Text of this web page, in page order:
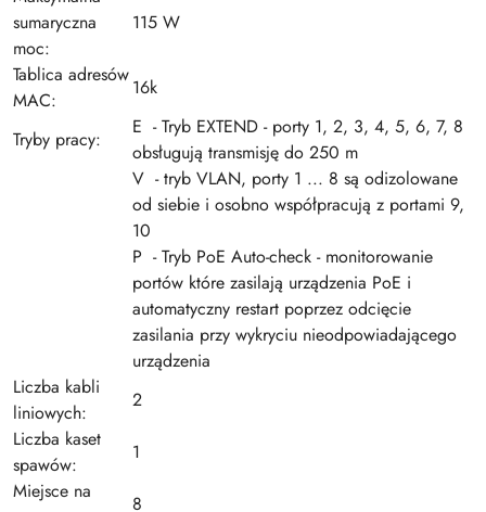
sumaryczna
moc:
115 W
Tablica adresów
MAC:
16k
Tryby pracy:
E - Tryb EXTEND - porty 1, 2, 3, 4, 5, 6, 7, 8
obsługują transmisję do 250 m
V - tryb VLAN, porty 1 ... 8 są odizolowane
od siebie i osobno współpracują z portami 9,
10
P - Tryb PoE Auto-check - monitorowanie
portów które zasilają urządzenia PoE i
automatyczny restart poprzez odcięcie
zasilania przy wykryciu nieodpowiadającego
urządzenia
Liczba kabli
liniowych:
2
Liczba kaset
spawów:
1
Miejsce na
8